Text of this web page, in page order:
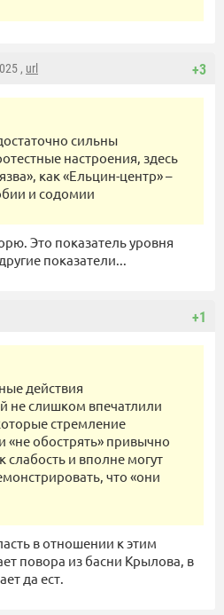
+3
, url
сильны
настроения, здесь
как «Ельцин-центр» –
и содомии
Это показатель уровня
показатели...
+1
действия
не слишком впечатлили
стремление
«не обострять» привычно
слабость и вполне могут
что «они
в отношении к этим
повора из басни Крылова, в
да ест.